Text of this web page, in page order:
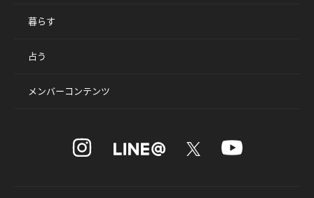
暮らす
占う
メンバーコンテンツ